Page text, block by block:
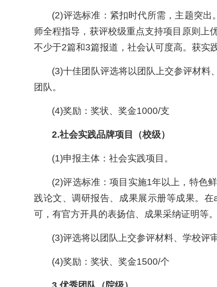
(2)评选标准：紧扣时代所需，主题突
师全程指导，获评校级重点支持项目原则上
不少于2篇和3篇报道，社会认可度高。获实
(3)十佳团队评选将以团队上交参评材料
团队。
(4)奖励：奖状、奖金1000/支
2.社会实践品牌项目（校级）
(1)申报主体：社会实践项目。
(2)评选标准：项目实施1年以上，特色
践论文、调研报告、成果展示册等成果。
可，有官方开具的表扬信、成果采纳证明等
(3)评选将以团队上交参评材料、学校评
(4)奖励：奖状、奖金1500/个